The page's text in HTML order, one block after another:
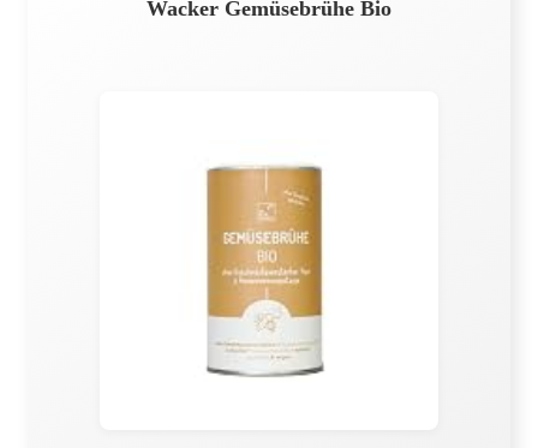
Wacker Gemüsebrühe Bio